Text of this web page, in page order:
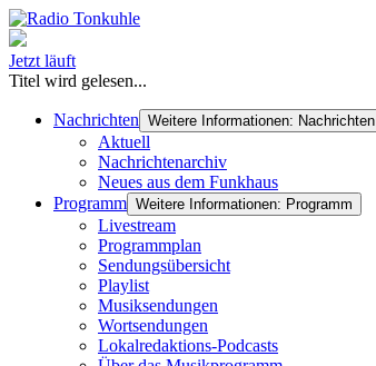
Jetzt läuft
Titel wird gelesen...
Nachrichten Weitere Informationen: Nachrichten
Aktuell
Nachrichtenarchiv
Neues aus dem Funkhaus
Programm Weitere Informationen: Programm
Livestream
Programmplan
Sendungsübersicht
Playlist
Musiksendungen
Wortsendungen
Lokalredaktions-Podcasts